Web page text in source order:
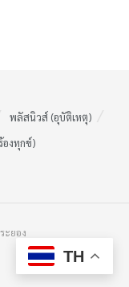
พลัสนิวส์ (อุบัติเหตุ)
องทุกข์)
ะยอง
TH